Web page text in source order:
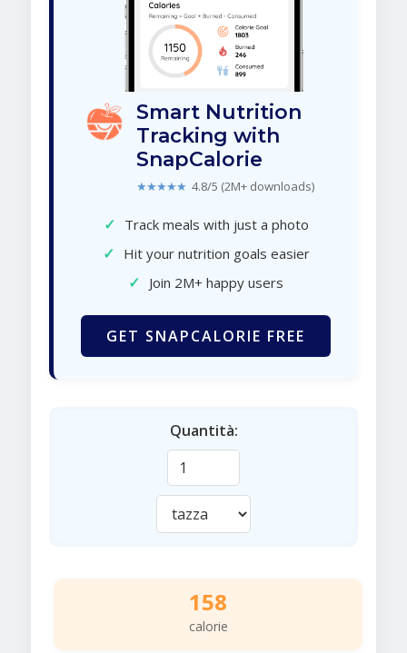
Smart Nutrition
Tracking with
SnapCalorie
★★★★★ 4.8/5 (2M+ downloads)
✓ Track meals with just a photo
✓ Hit your nutrition goals easier
✓ Join 2M+ happy users
GET SNAPCALORIE FREE
Quantità:
158
calorie